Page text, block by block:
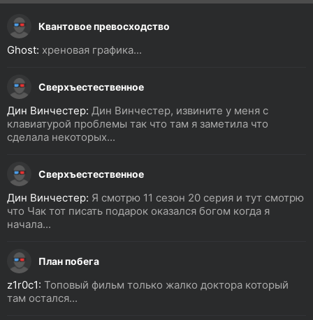
Квантовое превосходство
Ghost: хреновая графика...
Сверхъестественное
Дин Винчестер: Дин Винчестер, извините у меня с
клавиатурой проблемы так что там я заметила что
сделала некоторых...
Сверхъестественное
Дин Винчестер: Я смотрю 11 сезон 20 серия и тут смотрю
что Чак тот писать подарок оказался богом когда я
начала...
План побега
z1r0c1: Топовый фильм только жалко доктора который
там остался...